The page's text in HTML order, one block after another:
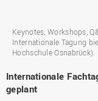
Keynotes, Workshops,
Internationale Tagung
Hochschule Osnabrück).
Internationale
geplant